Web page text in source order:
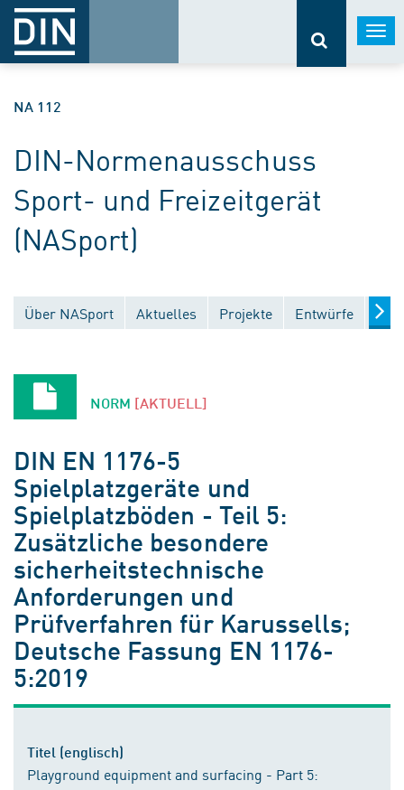
NA 112
DIN-Normenausschuss
Sport- und Freizeitgerät
(NASport)
Über NASport Aktuelles Projekte Entwürfe
NORM [AKTUELL]
DIN EN 1176-5
Spielplatzgeräte und
Spielplatzböden - Teil 5:
Zusätzliche besondere
sicherheitstechnische
Anforderungen und
Prüfverfahren für Karussells;
Deutsche Fassung EN 1176-
5:2019
Titel (englisch)
Playground equipment and surfacing - Part 5: